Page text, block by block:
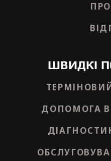
ШВИДКІ
ДОПОМОГА